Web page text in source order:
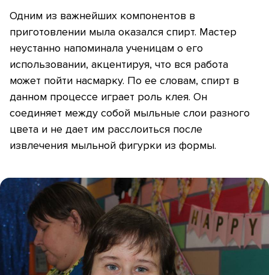
Одним из важнейших компонентов в
приготовлении мыла оказался спирт. Мастер
неустанно напоминала ученицам о его
использовании, акцентируя, что вся работа
может пойти насмарку. По ее словам, спирт в
данном процессе играет роль клея. Он
соединяет между собой мыльные слои разного
цвета и не дает им расслоиться после
извлечения мыльной фигурки из формы.